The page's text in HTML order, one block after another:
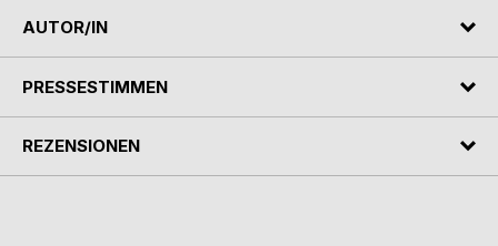
AUTOR/IN
PRESSESTIMMEN
REZENSIONEN